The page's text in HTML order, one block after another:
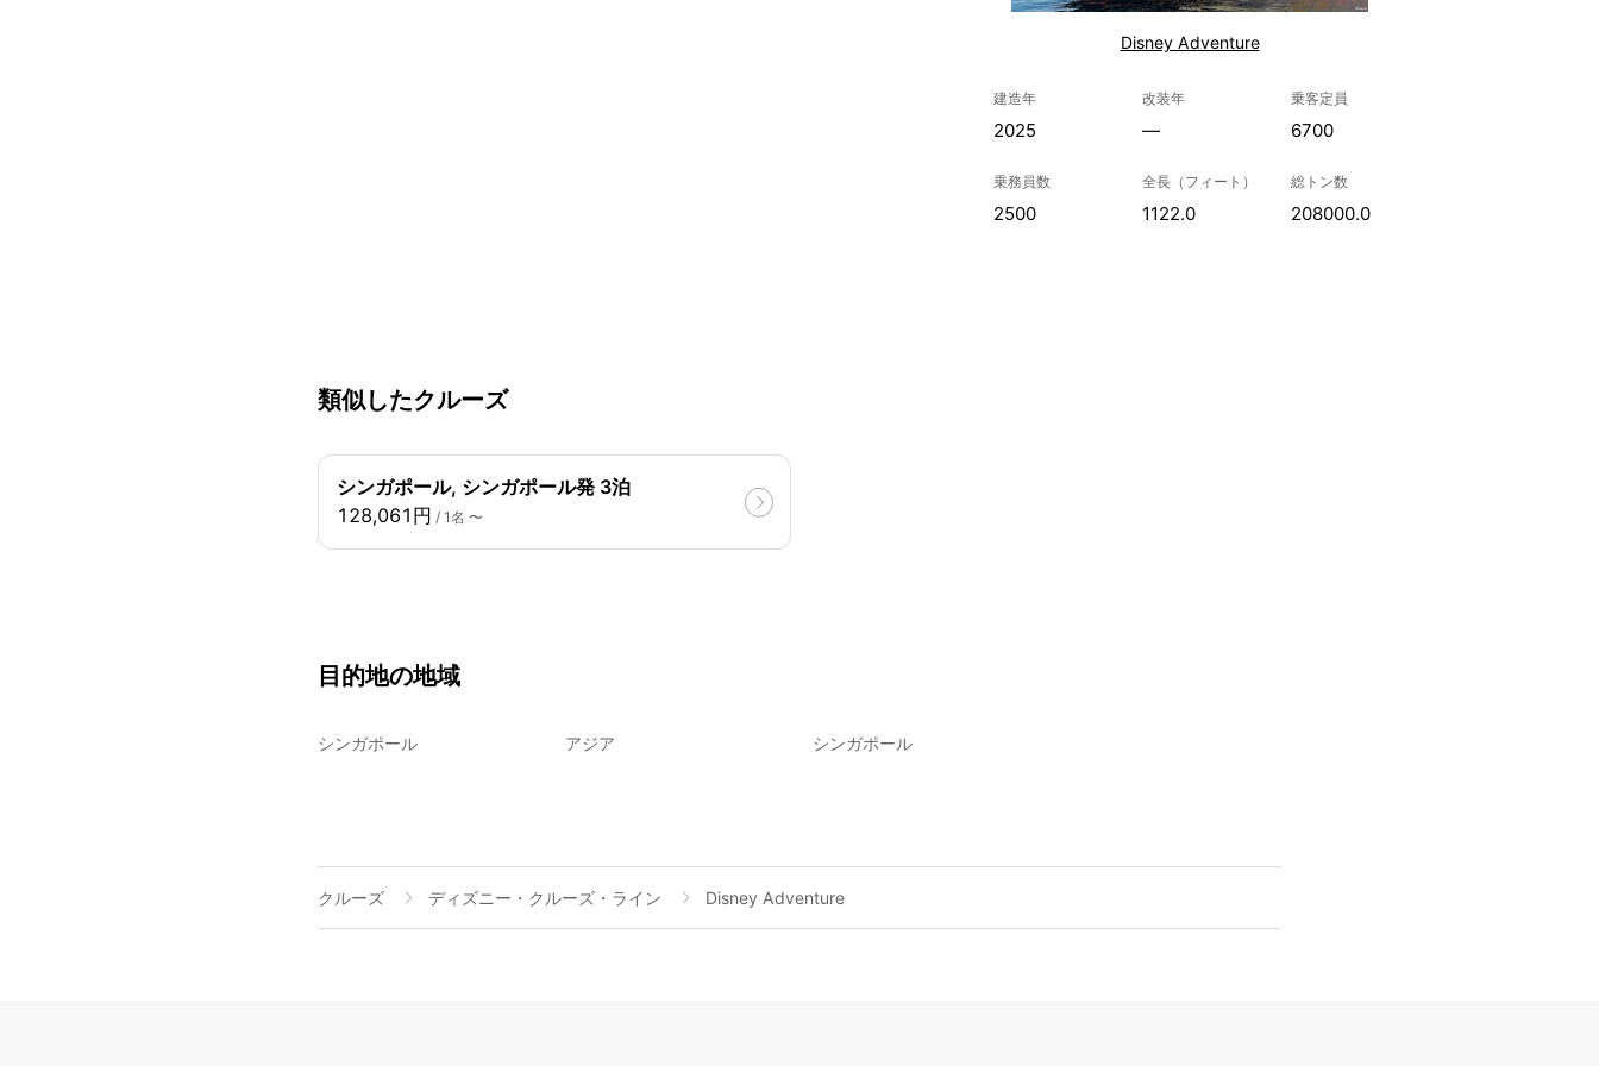
Disney Adventure
建造年
2025
改装年
—
乗客定員
6700
乗務員数
2500
全長（フィート）
1122.0
総トン数
208000.0
類似したクルーズ
シンガポール, シンガポール発 3泊
128,061円 / 1名 〜
目的地の地域
シンガポール アジア シンガポール
クルーズ ディズニー・クルーズ・ライン Disney Adventure